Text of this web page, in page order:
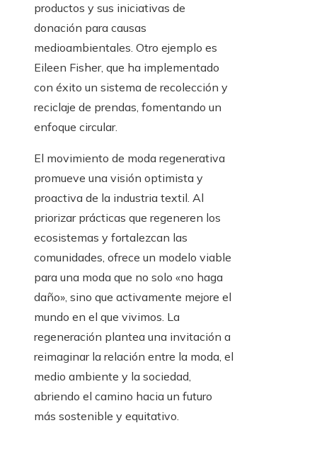
productos y sus iniciativas de
donación para causas
medioambientales. Otro ejemplo es
Eileen Fisher, que ha implementado
con éxito un sistema de recolección y
reciclaje de prendas, fomentando un
enfoque circular.
El movimiento de moda regenerativa
promueve una visión optimista y
proactiva de la industria textil. Al
priorizar prácticas que regeneren los
ecosistemas y fortalezcan las
comunidades, ofrece un modelo viable
para una moda que no solo «no haga
daño», sino que activamente mejore el
mundo en el que vivimos. La
regeneración plantea una invitación a
reimaginar la relación entre la moda, el
medio ambiente y la sociedad,
abriendo el camino hacia un futuro
más sostenible y equitativo.